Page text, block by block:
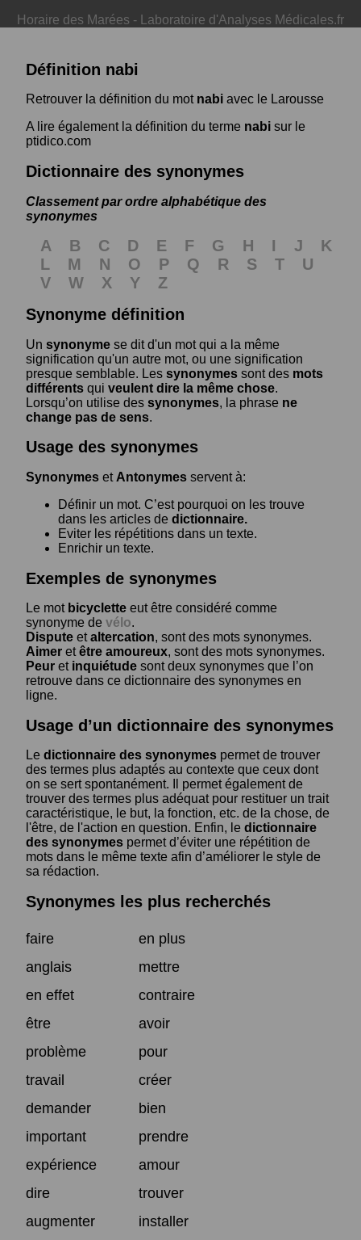
Horaire des Marées - Laboratoire d'Analyses Médicales.fr
Définition nabi
Retrouver la définition du mot nabi avec le Larousse
A lire également la définition du terme nabi sur le
ptidico.com
Dictionnaire des synonymes
Classement par ordre alphabétique des
synonymes
A B C D E F G H I J
K
L
M N O P Q R S T
U
V
W X Y
Z
Synonyme définition
Un synonyme se dit d'un mot qui a la même
signification qu'un autre mot, ou une signification
presque semblable. Les synonymes sont des mots
différents qui veulent dire la même chose.
Lorsqu’on utilise des synonymes, la phrase ne
change pas de sens.
Usage des synonymes
Synonymes et Antonymes servent à:
Définir un mot. C’est pourquoi on les trouve
dans les articles de dictionnaire.
Eviter les répétitions dans un texte.
Enrichir un texte.
Exemples de synonymes
Le mot bicyclette eut être considéré comme
synonyme de vélo.
Dispute etaltercation, sont des mots synonymes.
Aimer etêtre amoureux, sont des mots synonymes.
Peur et inquiétude sont deux synonymes que l’on
retrouve dans ce dictionnaire des synonymes en
ligne.
Usage d’un dictionnaire des synonymes
Le dictionnaire des synonymes permet de trouver
des termes plus adaptés au contexte que ceux dont
on se sert spontanément. Il permet également de
trouver des termes plus adéquat pour restituer un trait
caractéristique, le but, la fonction, etc. de la chose, de
l'être, de l'action en question. Enfin, le dictionnaire
des synonymes permet d’éviter une répétition de
mots dans le même texte afin d’améliorer le style de
sa rédaction.
Synonymes les plus recherchés
faire
en plus
anglais
mettre
en effet
contraire
être
avoir
problème
pour
travail
créer
demander
bien
important
prendre
expérience
amour
dire
trouver
augmenter
installer